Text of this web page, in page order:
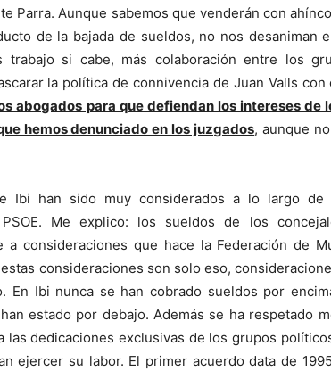
Parra. Aunque sabemos que venderán con
de la bajada de sueldos, no nos desaniman
trabajo si cabe, más colaboración entre los
la política de connivencia de Juan Valls con
abogados para que defiendan los intereses de
hemos denunciado en los juzgados, aunque
Ibi han sido muy considerados a lo largo de
Me explico: los sueldos de los
a consideraciones que hace la Federación de
consideraciones son solo eso,
En Ibi nunca se han cobrado sueldos por
estado por debajo. Además se ha respetado
dedicaciones exclusivas de los grupos
ejercer su labor. El primer acuerdo data de